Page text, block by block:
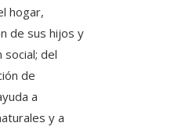
hogar,
de sus hijos y
del
de
a
y a